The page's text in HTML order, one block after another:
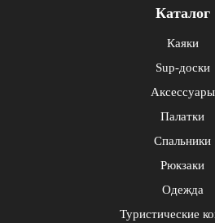
Каталог
Каяки
Sup-доски
Аксессуары
Палатки
Спальники
Рюкзаки
Одежда
Туристические